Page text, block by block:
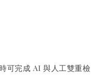
可完成 AI 與人工雙重檢